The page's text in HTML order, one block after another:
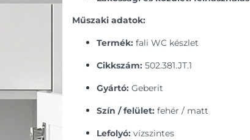
Műszaki adatok:
Termék: fali WC készlet
Cikkszám: 502.381.JT.1
Gyártó: Geberit
Szín / felület: fehér / matt
Lefolyó: vízszintes